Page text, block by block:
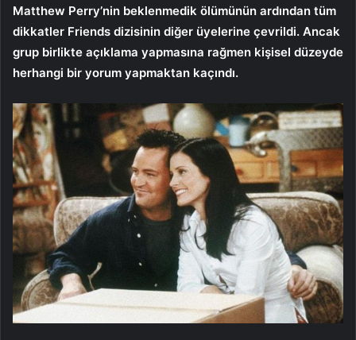
Matthew Perry’nin beklenmedik ölümünün ardından tüm
dikkatler Friends dizisinin diğer üyelerine çevrildi. Ancak
grup birlikte açıklama yapmasına rağmen kişisel düzeyde
herhangi bir yorum yapmaktan kaçındı.